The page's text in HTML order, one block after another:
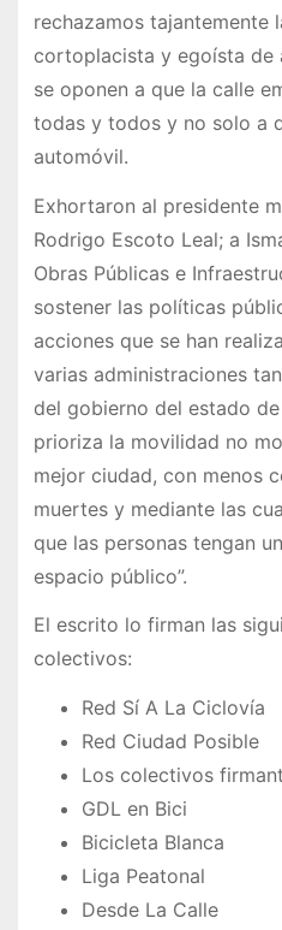
rechazamos tajantemente
cortoplacista y egoísta de
se oponen a que la calle
todas y todos y no solo a
automóvil.
Exhortaron al presidente
Rodrigo Escoto Leal; a
Obras Públicas e
sostener las políticas
acciones que se han
varias administraciones
del gobierno del estado
prioriza la movilidad no
mejor ciudad, con menos
muertes y mediante las
que las personas tengan
espacio público”.
El escrito lo firman las
colectivos:
Red Sí A La Ciclovía
Red Ciudad Posible
Los colectivos
GDL en Bici
Bicicleta Blanca
Liga Peatonal
Desde La Calle